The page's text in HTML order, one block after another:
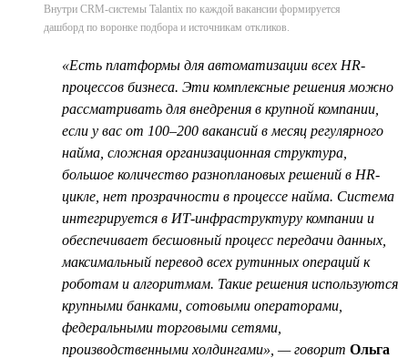
Внутри CRM-системы Talantix по каждой вакансии формируется
дашборд по воронке подбора и источникам откликов.
«Есть платформы для автоматизации всех HR-
процессов бизнеса. Эти комплексные решения можно
рассматривать для внедрения в крупной компании,
если у вас от 100–200 вакансий в месяц регулярного
найма, сложная организационная структура,
большое количество разноплановых решений в HR-
цикле, нет прозрачности в процессе найма. Система
интегрируется в ИТ-инфраструктуру компании и
обеспечивает бесшовный процесс передачи данных,
максимальный перевод всех рутинных операций к
роботам и алгоритмам. Такие решения используются
крупными банками, сотовыми операторами,
федеральными торговыми сетями,
производственными холдингами», — говорит Ольга